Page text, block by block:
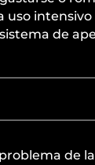
uso
de
de